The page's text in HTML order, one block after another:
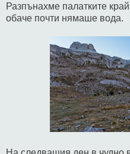
Разпънахме палатките
обаче почти нямаше вода.